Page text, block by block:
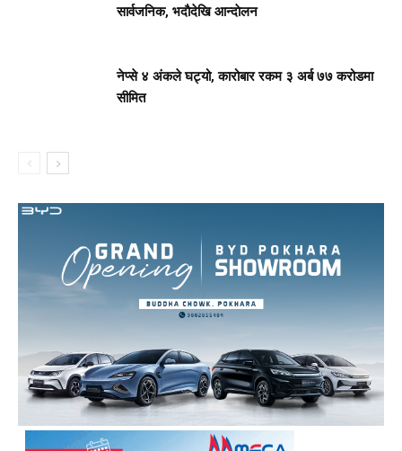
सार्वजनिक, भदाैदेखि आन्दाेलन
नेप्से ४ अंकले घट्यो, कारोबार रकम ३ अर्ब ७७ करोडमा
सीमित